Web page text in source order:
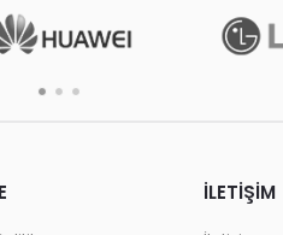
İLETİŞİM